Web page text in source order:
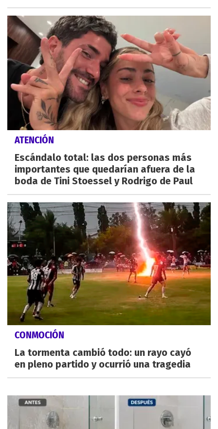
ATENCIÓN
Escándalo total: las dos personas más
importantes que quedarían afuera de la
boda de Tini Stoessel y Rodrigo de Paul
CONMOCIÓN
La tormenta cambió todo: un rayo cayó
en pleno partido y ocurrió una tragedia